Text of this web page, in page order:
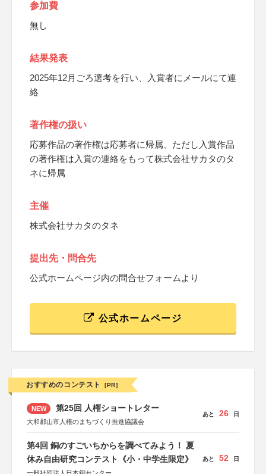
参加費
無し
結果発表
2025年12月ごろ選考を行い、入賞者にメールにて連
絡
著作権の扱い
応募作品の著作権は応募者に帰属、ただし入賞作品
の著作権は入賞の連絡をもって株式会社サカタのタ
ネに帰属
主催
株式会社サカタのタネ
提出先・問合先
公式ホームページ内の問合せフォームより
公式ホームページ
おすすめのコンテスト [PR]
NEW 第25回 人権ショートレター
大和郡山市人権のまちづくり推進協議会
あと 26 日
第4回 銅のすごいちからを調べてみよう！ 夏
休み自由研究コンテスト《小・中学生限定》
あと 52 日